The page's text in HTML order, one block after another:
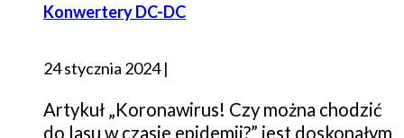
Konwertery DC-DC
24 stycznia 2024|
Artykuł „Koronawirus! Czy można chodzić
do lasu w czasie epidemii?” jest doskonałym